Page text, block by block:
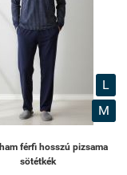
L
M
férfi hosszú pizsama
sötétkék